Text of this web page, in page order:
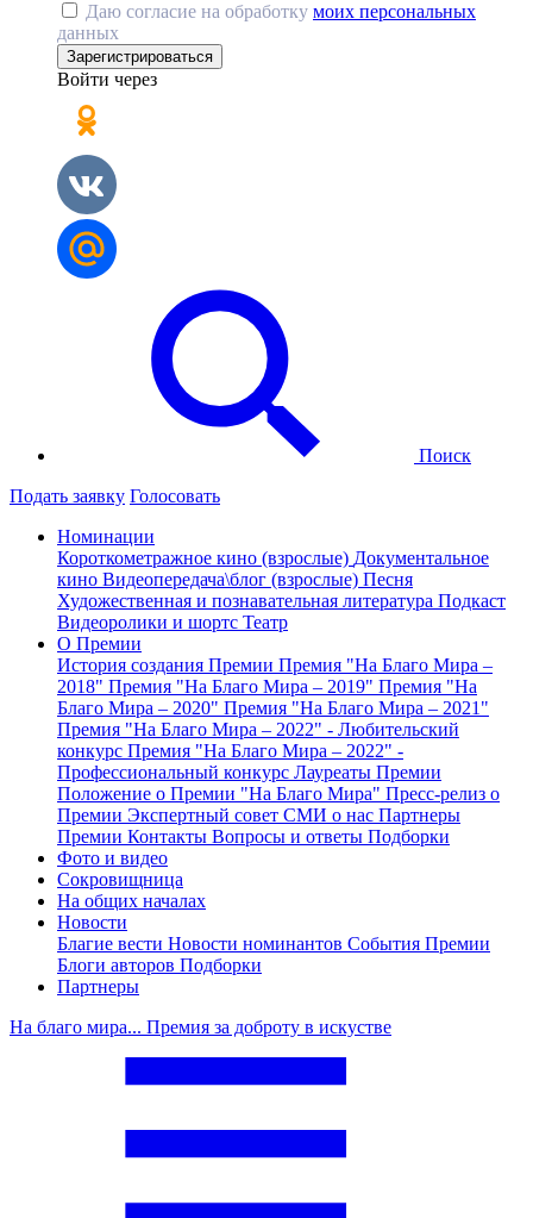
Даю согласие на обработку моих персональных
данных
Зарегистрироваться
Войти через
Поиск
Подать заявку Голосовать
Номинации
Короткометражное кино (взрослые) Документальное
кино Видеопередача\блог (взрослые) Песня
Художественная и познавательная литература Подкаст
Видеоролики и шортс Театр
О Премии
История создания Премии Премия "На Благо Мира –
2018" Премия "На Благо Мира – 2019" Премия "На
Благо Мира – 2020" Премия "На Благо Мира – 2021"
Премия "На Благо Мира – 2022" - Любительский
конкурс Премия "На Благо Мира – 2022" -
Профессиональный конкурс Лауреаты Премии
Положение о Премии "На Благо Мира" Пресс-релиз о
Премии Экспертный совет СМИ о нас Партнеры
Премии Контакты Вопросы и ответы Подборки
Фото и видео
Сокровищница
На общих началах
Новости
Благие вести Новости номинантов События Премии
Блоги авторов Подборки
Партнеры
На благо мира... Премия за доброту в искустве